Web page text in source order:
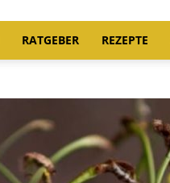
RATGEBER REZEPTE